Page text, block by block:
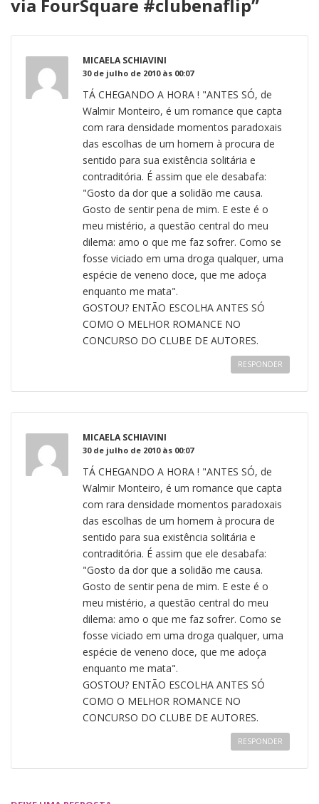
via FourSquare #clubenaflip”
MICAELA SCHIAVINI
30 de julho de 2010 às 00:07
TÁ CHEGANDO A HORA ! "ANTES SÓ, de
Walmir Monteiro, é um romance que capta
com rara densidade momentos paradoxais
das escolhas de um homem à procura de
sentido para sua existência solitária e
contraditória. É assim que ele desabafa:
"Gosto da dor que a solidão me causa.
Gosto de sentir pena de mim. E este é o
meu mistério, a questão central do meu
dilema: amo o que me faz sofrer. Como se
fosse viciado em uma droga qualquer, uma
espécie de veneno doce, que me adoça
enquanto me mata".
GOSTOU? ENTÃO ESCOLHA ANTES SÓ
COMO O MELHOR ROMANCE NO
CONCURSO DO CLUBE DE AUTORES.
RESPONDER
MICAELA SCHIAVINI
30 de julho de 2010 às 00:07
TÁ CHEGANDO A HORA ! "ANTES SÓ, de
Walmir Monteiro, é um romance que capta
com rara densidade momentos paradoxais
das escolhas de um homem à procura de
sentido para sua existência solitária e
contraditória. É assim que ele desabafa:
"Gosto da dor que a solidão me causa.
Gosto de sentir pena de mim. E este é o
meu mistério, a questão central do meu
dilema: amo o que me faz sofrer. Como se
fosse viciado em uma droga qualquer, uma
espécie de veneno doce, que me adoça
enquanto me mata".
GOSTOU? ENTÃO ESCOLHA ANTES SÓ
COMO O MELHOR ROMANCE NO
CONCURSO DO CLUBE DE AUTORES.
RESPONDER